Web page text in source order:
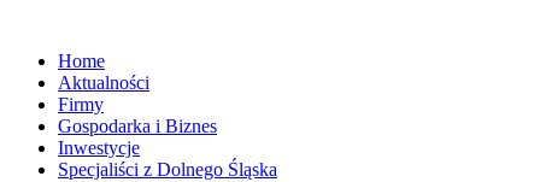
Home
Aktualności
Firmy
Gospodarka i Biznes
Inwestycje
Specjaliści z Dolnego Śląska